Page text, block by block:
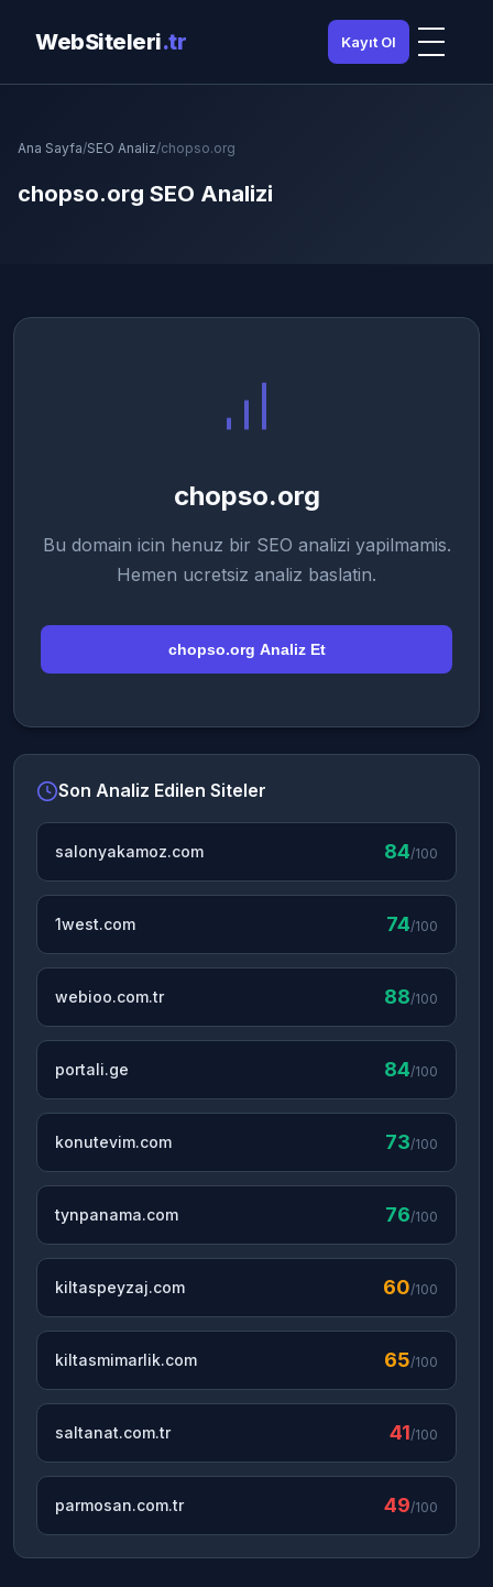
WebSiteleri.tr Kayıt Ol
Ana Sayfa/SEO Analiz/chopso.org
chopso.org SEO Analizi
chopso.org
Bu domain icin henuz bir SEO analizi yapilmamis.
Hemen ucretsiz analiz baslatin.
chopso.org Analiz Et
Son Analiz Edilen Siteler
salonyakamoz.com 84/100
1west.com 74/100
webioo.com.tr 88/100
portali.ge 84/100
konutevim.com 73/100
tynpanama.com 76/100
kiltaspeyzaj.com 60/100
kiltasmimarlik.com 65/100
saltanat.com.tr 41/100
parmosan.com.tr 49/100